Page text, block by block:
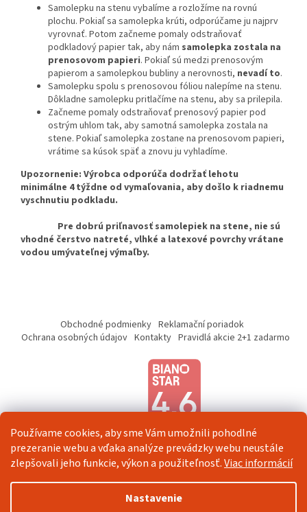
Používame cookies, aby sme Vám umožnili pohodlné
prezeranie webu a vďaka analýze prevádzky webu neustále
zlepšovali jeho funkcie, výkon a použiteľnosť.Viac informácií
Nastavenie
Samolepku na stenu vybalíme a rozložíme na rovnú
plochu. Pokiaľ sa samolepka krúti, odporúčame ju najprv
vyrovnať. Potom začneme pomaly odstraňovať
podkladový papier tak, aby nám samolepka zostala na
prenosovom papieri. Pokiaľ sú medzi prenosovým
papierom a samolepkou bubliny a nerovnosti, nevadí to.
Samolepku spolu s prenosovou fóliou nalepíme na stenu.
Dôkladne samolepku pritlačíme na stenu, aby sa prilepila.
Začneme pomaly odstraňovať prenosový papier pod
ostrým uhlom tak, aby samotná samolepka zostala na
stene. Pokiaľ samolepka zostane na prenosovom papieri,
vrátime sa kúsok späť a znovu ju vyhladíme.
Upozornenie: Výrobca odporúča dodržať lehotu
minimálne 4 týždne od vymaľovania, aby došlo k riadnemu
vyschnutiu podkladu.
Pre dobrú priľnavosť samolepiek na stene, nie sú
vhodné čerstvo natreté, vlhké a latexové povrchy vrátane
vodou umývateľnej výmaľby.
Obchodné podmienky Reklamační poriadok
Ochrana osobných údajov Kontakty Pravidlá akcie 2+1 zadarmo